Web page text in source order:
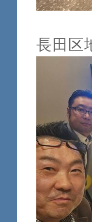
長田区